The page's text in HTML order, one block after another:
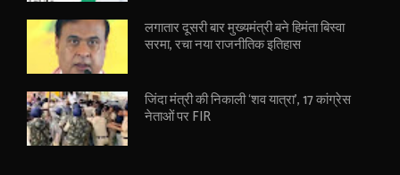
लगातार दूसरी बार मुख्यमंत्री बने हिमंता बिस्वा
सरमा, रचा नया राजनीतिक इतिहास
जिंदा मंत्री की निकाली ‘शव यात्रा’, 17 कांग्रेस
नेताओं पर FIR